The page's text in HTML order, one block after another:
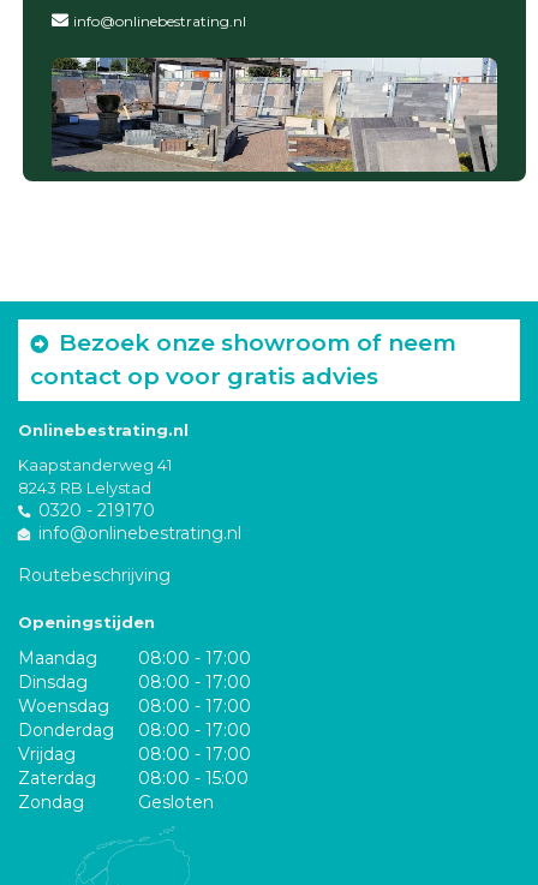
info@onlinebestrating.nl
Bezoek onze showroom of neem
contact op voor gratis advies
Onlinebestrating.nl
Kaapstanderweg 41
8243 RB Lelystad
0320 - 219170
info@onlinebestrating.nl
Routebeschrijving
Openingstijden
Maandag
08:00 - 17:00
Dinsdag
08:00 - 17:00
Woensdag
08:00 - 17:00
Donderdag
08:00 - 17:00
Vrijdag
08:00 - 17:00
Zaterdag
08:00 - 15:00
Zondag
Gesloten